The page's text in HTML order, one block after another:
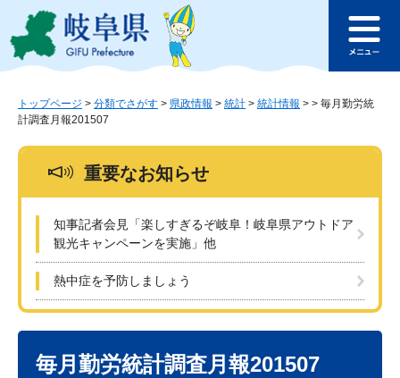
ジ
ュ
このページの本文へ
ュ
トップページ > 分類でさがす > 県政情報 > 統計 > 統計情報 > > 毎月勤労統
計調査月報201507
重要なお知らせ
知事記者会見「楽しすぎるぞ岐阜！岐阜県アウトドア
観光キャンペーンを実施」他
熱中症を予防しましょう
毎月勤労統計調査月報201507